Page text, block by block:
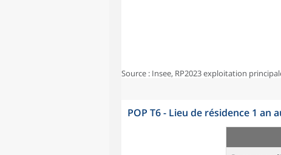
Source : Insee, RP2023 exploitation
POP T6 - Lieu de résidence 1 an